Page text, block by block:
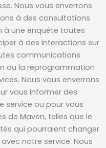
Nous vous enverrons
à des consultations
à une enquête toutes
à des interactions sur
communications
ou la reprogrammation
Nous vous enverrons
vous informer des
service ou pour vous
de Maven, telles que le
qui pourraient changer
notre service. Nous